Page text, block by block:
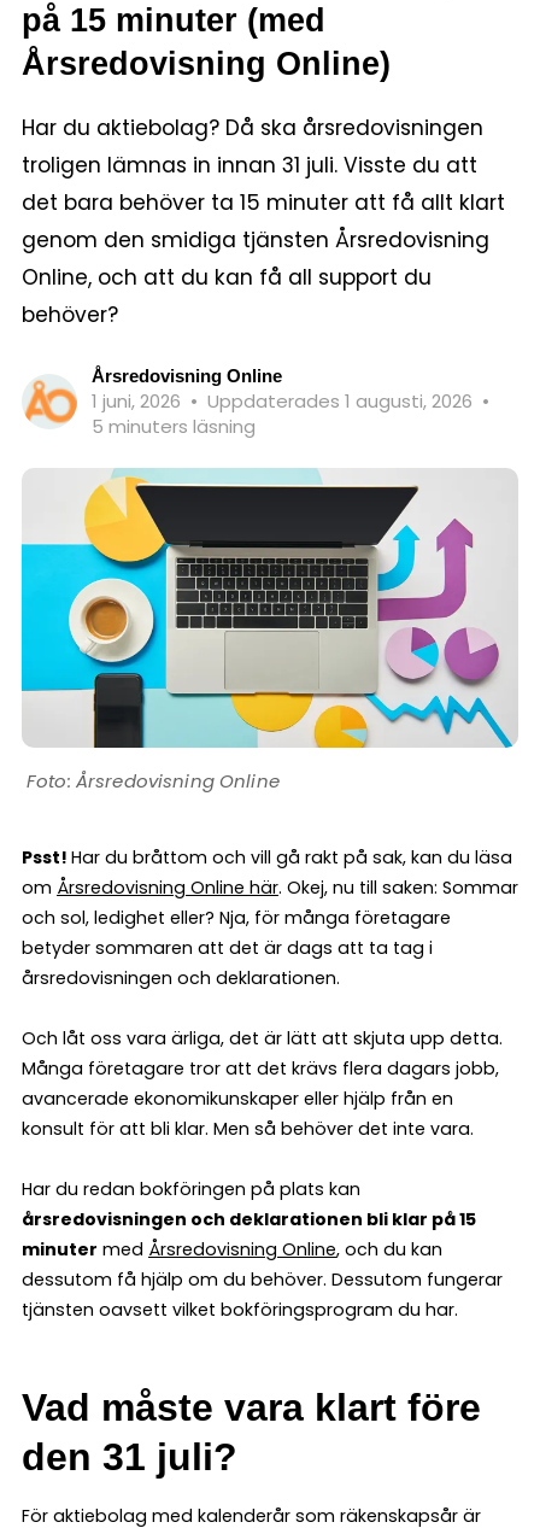
på 15 minuter (med
Årsredovisning Online)
Har du aktiebolag? Då ska årsredovisningen
troligen lämnas in innan 31 juli. Visste du att
det bara behöver ta 15 minuter att få allt klart
genom den smidiga tjänsten Årsredovisning
Online, och att du kan få all support du
behöver?
Årsredovisning Online
1 juni, 2026 • Uppdaterades 1 augusti, 2026 •
5 minuters läsning
Årsredovisning Online
Psst! Har du bråttom och vill gå rakt på sak, kan du läsa
om Årsredovisning Online här. Okej, nu till saken: Sommar
och sol, ledighet eller? Nja, för många företagare
betyder sommaren att det är dags att ta tag i
årsredovisningen och deklarationen.
Och låt oss vara ärliga, det är lätt att skjuta upp detta.
Många företagare tror att det krävs flera dagars jobb,
avancerade ekonomikunskaper eller hjälp från en
konsult för att bli klar. Men så behöver det inte vara.
Har du redan bokföringen på plats kan
årsredovisningen och deklarationen bli klar på 15
minuter med Årsredovisning Online, och du kan
dessutom få hjälp om du behöver. Dessutom fungerar
tjänsten oavsett vilket bokföringsprogram du har.
Vad måste vara klart före
den 31 juli?
För aktiebolag med kalenderår som räkenskapsår är